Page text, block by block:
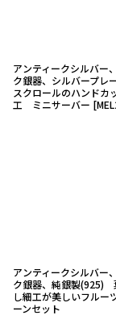
アンティークシルバー
ク銀器、シルバープ
スクロールのハンドカ
工 ミニサーバー [
アンティークシルバー
ク銀器、純銀製(925)
し細工が美しいフルー
ーンセット